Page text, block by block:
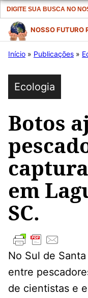
Search
for:
Pular
para
conteúdo
NOSSO FUTURO
Início » Publicações »
Ecologia
Botos
em
SC.
No Sul de
entre
de cientistas e